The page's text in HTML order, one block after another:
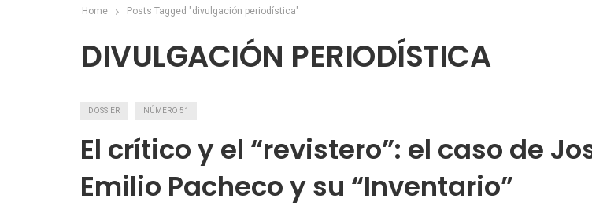
entretenimiento
Home Posts Tagged "divulgación periodística"
DIVULGACIÓN PERIODÍSTICA
DOSSIER NÚMERO 51
El crítico y el “revistero”: el caso de
Emilio Pacheco y su “Inventario”